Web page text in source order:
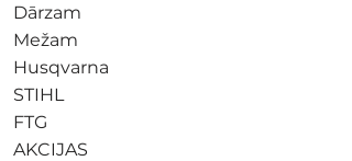
Dārzam
Mežam
Husqvarna
STIHL
FTG
AKCIJAS